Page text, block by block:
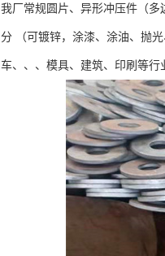
我厂常规圆片、异形冲压件（
分 （可镀锌，涂漆、涂油、抛
车、、、模具、建筑、印刷等行